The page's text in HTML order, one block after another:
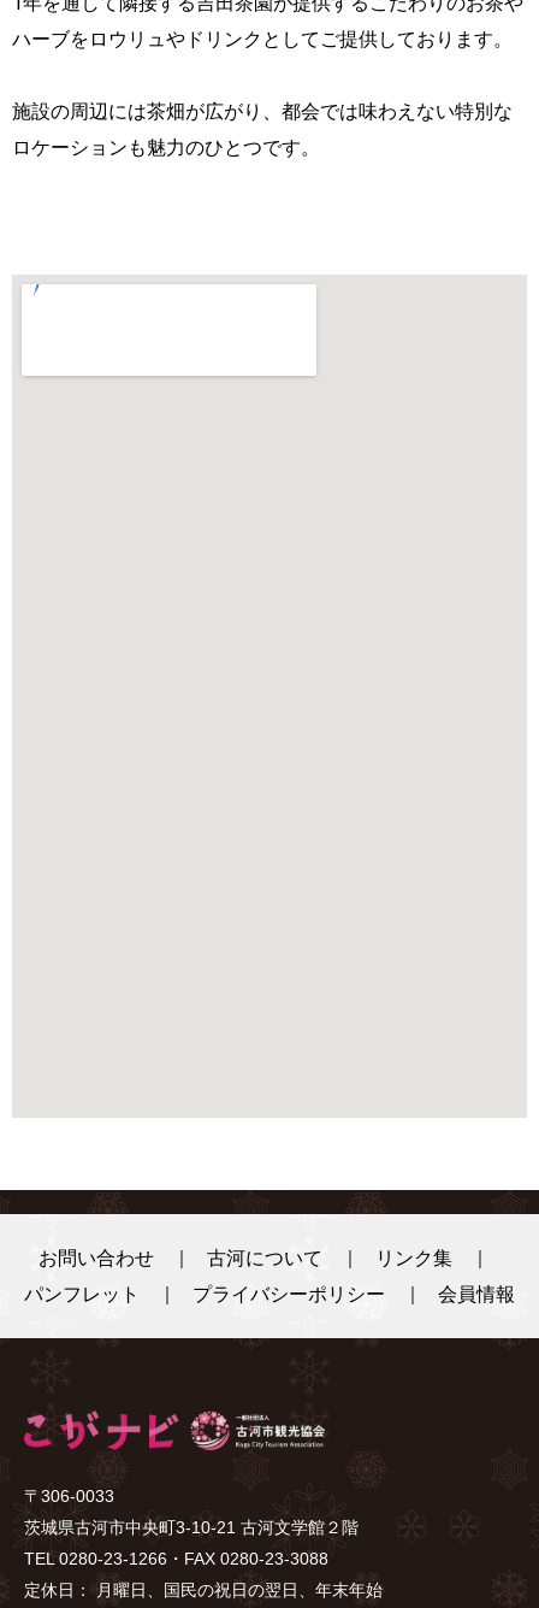
ハーブをロウリュやドリンクとしてご提供しております。
施設の周辺には茶畑が広がり、都会では味わえない特別な
ロケーションも魅力のひとつです。
お問い合わせ 古河について
リンク集
パンフレット
プライバシーポリシー 会員情報
〒306-0033
茨城県古河市中央町3-10-21 古河文学館２階
TEL 0280-23-1266・FAX 0280-23-3088
定休日： 月曜日、国民の祝日の翌日、年末年始